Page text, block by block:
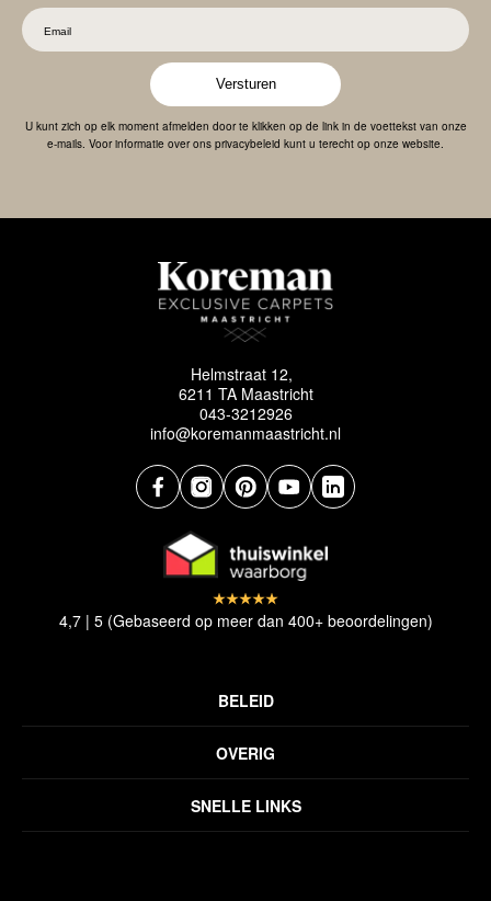
Versturen
U kunt zich op elk moment afmelden door te klikken op de link in de voettekst van onze
e-mails. Voor informatie over ons privacybeleid kunt u terecht op onze website.
Helmstraat 12,
6211 TA Maastricht
043-3212926
info@koremanmaastricht.nl
SNELLE LINKS
OVERIG
Inspiratie
BELEID
Disclaimer
Verzendbeleid
4,7 | 5 (Gebaseerd op meer dan 400+ beoordelingen)